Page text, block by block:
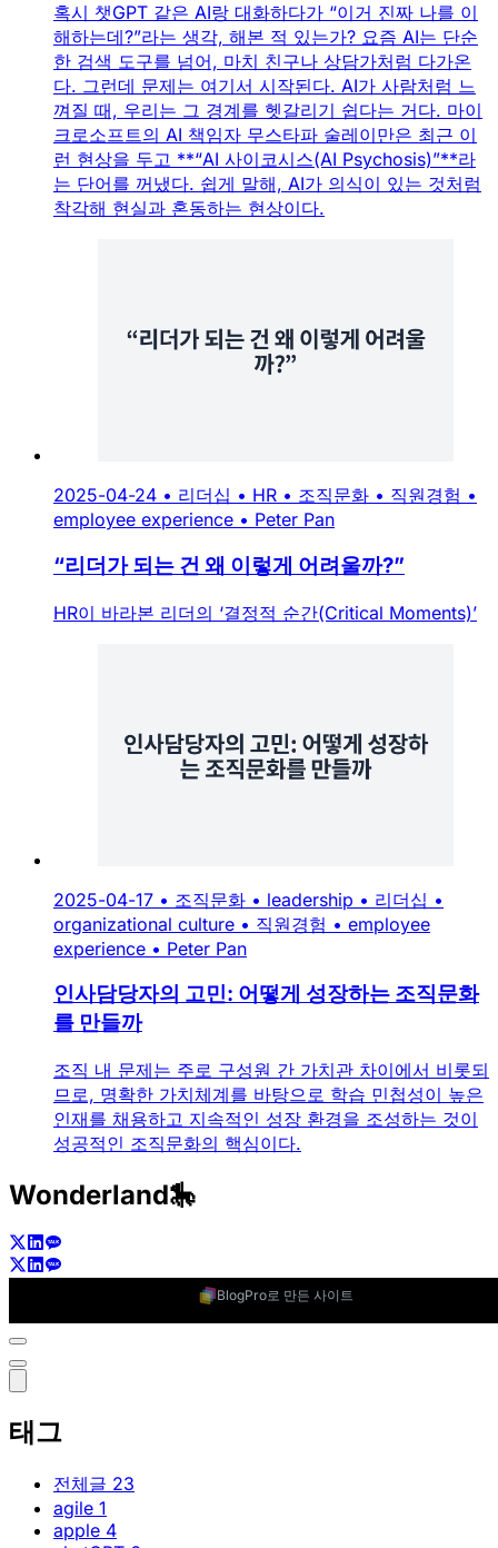
혹시 챗GPT 같은 AI랑 대화하다가 “이거 진짜 나를 이
해하는데?”라는 생각, 해본 적 있는가? 요즘 AI는 단순
한 검색 도구를 넘어, 마치 친구나 상담가처럼 다가온
다. 그런데 문제는 여기서 시작된다. AI가 사람처럼 느
껴질 때, 우리는 그 경계를 헷갈리기 쉽다는 거다. 마이
크로소프트의 AI 책임자 무스타파 술레이만은 최근 이
런 현상을 두고 **“AI 사이코시스(AI Psychosis)”**라
는 단어를 꺼냈다. 쉽게 말해, AI가 의식이 있는 것처럼
착각해 현실과 혼동하는 현상이다.
2025-04-24 • 리더십 • HR • 조직문화 • 직원경험 •
employee experience • Peter Pan
“리더가 되는 건 왜 이렇게 어려울까?”
HR이 바라본 리더의 ‘결정적 순간(Critical Moments)’
2025-04-17 • 조직문화 • leadership • 리더십 •
organizational culture • 직원경험 • employee
experience • Peter Pan
인사담당자의 고민: 어떻게 성장하는 조직문화
를 만들까
조직 내 문제는 주로 구성원 간 가치관 차이에서 비롯되
므로, 명확한 가치체계를 바탕으로 학습 민첩성이 높은
인재를 채용하고 지속적인 성장 환경을 조성하는 것이
성공적인 조직문화의 핵심이다.
Wonderland🎠
BlogPro로 만든 사이트
태그
전체글 23
agile 1
apple 4